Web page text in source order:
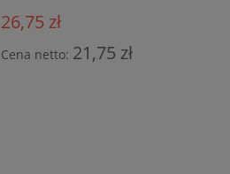
26,75 zł
Cena netto: 21,75 zł